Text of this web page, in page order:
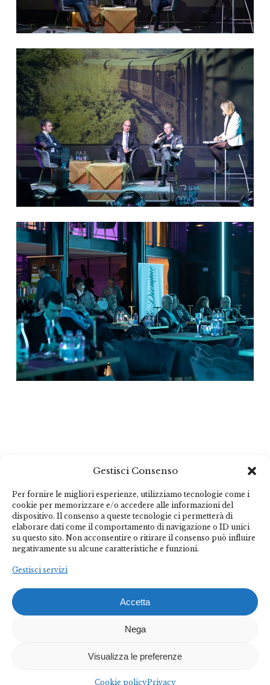
Gestisci Consenso
Per fornire le migliori esperienze, utilizziamo tecnologie come i
cookie per memorizzare e/o accedere alle informazioni del
dispositivo. Il consenso a queste tecnologie ci permetterà di
elaborare dati come il comportamento di navigazione o ID unici
su questo sito. Non acconsentire o ritirare il consenso può influire
negativamente su alcune caratteristiche e funzioni.
Gestisci servizi
Accetta
Nega
Visualizza le preferenze
Cookie policyPrivacy